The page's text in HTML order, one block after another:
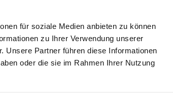
für soziale Medien anbieten zu können
zu Ihrer Verwendung unserer
Unsere Partner führen diese Informationen
oder die sie im Rahmen Ihrer Nutzung